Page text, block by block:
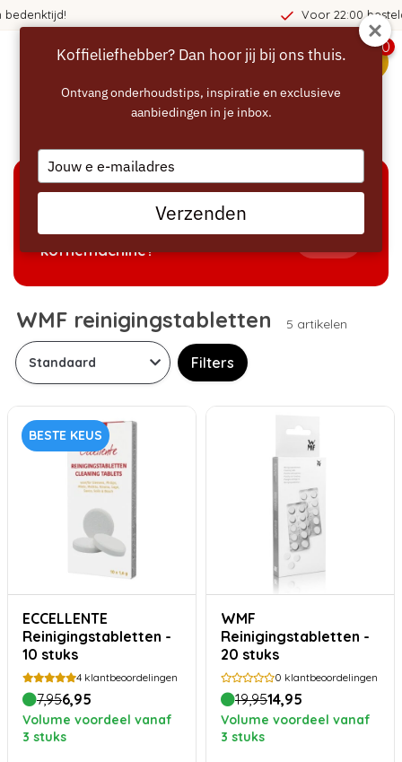
Voor 22:00 besteld, direct
0
Welke producten passen bij mijn
koffiemachine?
WMF reinigingstabletten 5 artikelen
Filters
BESTE KEUS
ECCELLENTE
Reinigingstabletten -
10 stuks
4 klantbeoordelingen
7,956,95
Volume voordeel vanaf
3 stuks
WMF
Reinigingstabletten -
20 stuks
0 klantbeoordelingen
19,9514,95
Volume voordeel vanaf
3 stuks
Koffieliefhebber? Dan hoor jij bij ons thuis.
Ontvang onderhoudstips, inspiratie en exclusieve
aanbiedingen in je inbox.
Type
your
email
Verzenden